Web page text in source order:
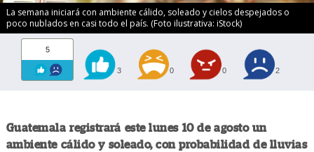
La semana iniciará con ambiente cálido, soleado y cielos despejados o
poco nublados en casi todo el país. (Foto ilustrativa: iStock)
5
3 0 0 2
Guatemala registrará este lunes 10 de agosto un
ambiente cálido y soleado, con probabilidad de lluvias